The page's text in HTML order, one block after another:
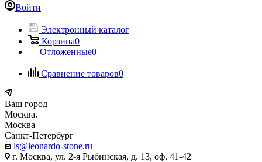
Войти
Электронный каталог
Корзина0
Отложенные0
Сравнение товаров0
Ваш город
Москва
Москва
Санкт-Петербург
ls@leonardo-stone.ru
г. Москва, ул. 2-я Рыбинская, д. 13, оф. 41-42